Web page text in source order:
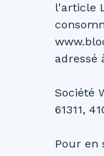
l'article
adressé
Société
61311,
Pour en